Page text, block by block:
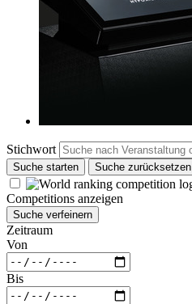
Stichwort
Suche starten Suche zurücksetzen
Competitions anzeigen
Suche verfeinern
Zeitraum
Von
Bis